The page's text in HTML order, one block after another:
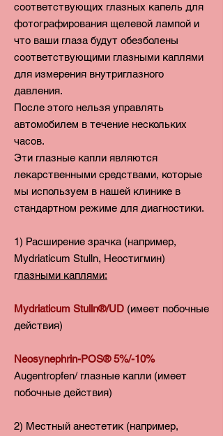
соответствующих глазных капель для
фотографирования щелевой лампой и
что ваши глаза будут обезболены
соответствующими глазными каплями
для измерения внутриглазного
давления.
После этого нельзя управлять
автомобилем в течение нескольких
часов.
Эти глазные капли являются
лекарственными средствами, которые
мы используем в нашей клинике в
стандартном режиме для диагностики.
1) Расширение зрачка (например,
Mydriaticum Stulln, Неостигмин)
глазными каплями:
Mydriaticum Stulln®/UD (имеет побочные
действия)
Neosynephrin-POS® 5%/-10%
Augentropfen/ глазные капли (имеет
побочные действия)
2) Местный анестетик (например,